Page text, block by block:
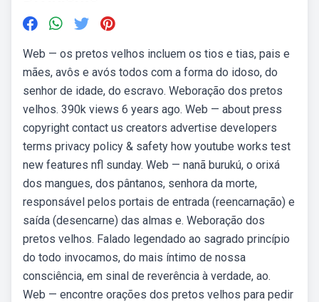
Web — os pretos velhos incluem os tios e tias, pais e
mães, avôs e avós todos com a forma do idoso, do
senhor de idade, do escravo. Weboração dos pretos
velhos. 390k views 6 years ago. Web — about press
copyright contact us creators advertise developers
terms privacy policy & safety how youtube works test
new features nfl sunday. Web — nanã burukú, o orixá
dos mangues, dos pântanos, senhora da morte,
responsável pelos portais de entrada (reencarnação) e
saída (desencarne) das almas e. Weboração dos
pretos velhos. Falado legendado ao sagrado princípio
do todo invocamos, do mais íntimo de nossa
consciência, em sinal de reverência à verdade, ao.
Web — encontre orações dos pretos velhos para pedir